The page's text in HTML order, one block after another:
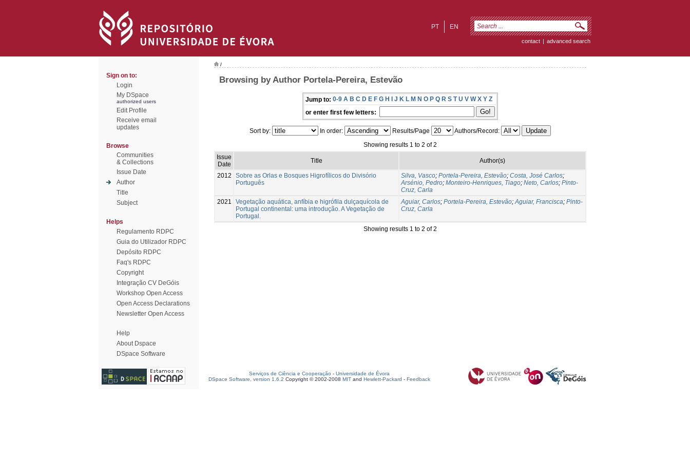
EN
PT
contact | advanced search
Sign on to:
Login
My DSpace
authorized users
Edit Profile
Receive email
updates
Browse
Communities
& Collections
Issue Date
Author
Title
Subject
Helps
Regulamento RDPC
Guia do Utilizador RDPC
Depósito RDPC
Faq's RDPC
Copyright
Integração CV DeGóis
Workshop Open Access
Open Access Declarations
Newsletter Open Access
Help
About Dspace
DSpace Software
/
Browsing by Author Portela-Pereira, Estevão
Jump to: 0-9 A B C D E F G H I J K L M N O P Q R S T U V W X Y Z
or enter first few letters:
Sort by: In order: Results/Page
Authors/Record:
Showing results 1 to 2 of 2
Issue
Date
Title Author(s)
2012
Sobre as Orlas e Bosques Higrofílicos do Divisório
Português
Silva, Vasco; Portela-Pereira, Estevão; Costa, José Carlos;
Arsénio, Pedro; Monteiro-Henriques, Tiago; Neto, Carlos; Pinto-
Cruz, Carla
2021
Vegetação aquática, anfíbia e higrófila dulçaquícola de
Portugal continental: uma introdução. A Vegetação de
Portugal.
Aguiar, Carlos; Portela-Pereira, Estevão;Aguiar, Francisca; Pinto-
Cruz, Carla
Showing results 1 to 2 of 2
Serviços de Ciência e Cooperação - Universidade de Évora
DSpace Software, version 1.6.2 Copyright © 2002-2008 MIT and Hewlett-Packard - Feedback